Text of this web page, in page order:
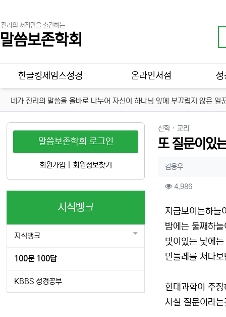
진리의 서적만을 출간하는
말씀보존학회
메인 메뉴
한글킹제임스성경 온라인서점 성
네가 진리의 말씀을 올바로 나누어 자신이 하나님 앞에 부끄럽지 않은
신학 · 교리
또 질문이있
작성자 정보
김용우작성
컨텐츠 정보
4,986조회
본문
지금보이는하늘
밤에는 둘째하
빛이있는 낯에
민들레를 쳐다
현대과학이 주
사실 질문이라
말씀보존학회 로그인
회원가입 회원정보찾기
지식뱅크
지식뱅크
100문 100답
KBBS 성경공부